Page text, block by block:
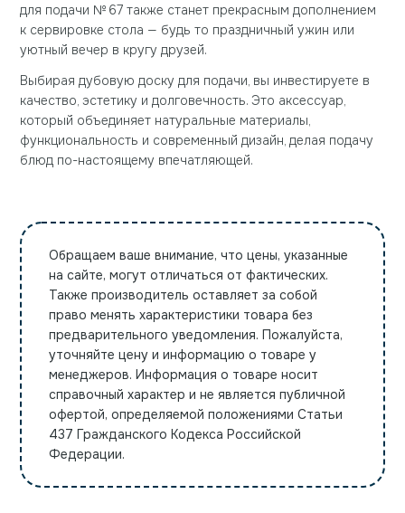
для подачи № 67 также станет прекрасным дополнением
к сервировке стола — будь то праздничный ужин или
уютный вечер в кругу друзей.
Выбирая дубовую доску для подачи, вы инвестируете в
качество, эстетику и долговечность. Это аксессуар,
который объединяет натуральные материалы,
функциональность и современный дизайн, делая подачу
блюд по-настоящему впечатляющей.
Обращаем ваше внимание, что цены, указанные
на сайте, могут отличаться от фактических.
Также производитель оставляет за собой
право менять характеристики товара без
предварительного уведомления. Пожалуйста,
уточняйте цену и информацию о товаре у
менеджеров. Информация о товаре носит
справочный характер и не является публичной
офертой, определяемой положениями Статьи
437 Гражданского Кодекса Российской
Федерации.